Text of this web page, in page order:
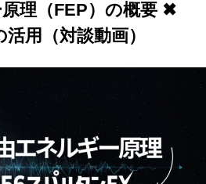
理（FEP）の概要 ✖︎
用（対談動画）